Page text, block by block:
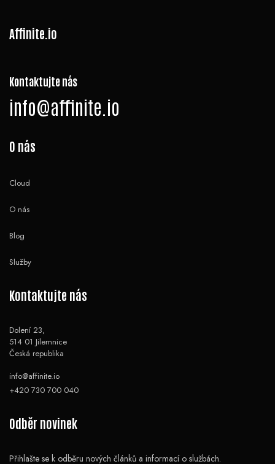
Affinite.io
Kontaktujte nás
info@affinite.io
O nás
Cloud
O nás
Blog
Služby
Kontaktujte nás
Dolení 23,
514 01 Jilemnice
Česká republika
info@affinite.io
+420 730 700 040
Odběr novinek
Přihlašte se k odběru nových článků a informací o službách.